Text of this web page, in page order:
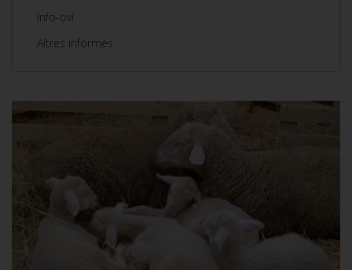
Info-oví
Altres informes